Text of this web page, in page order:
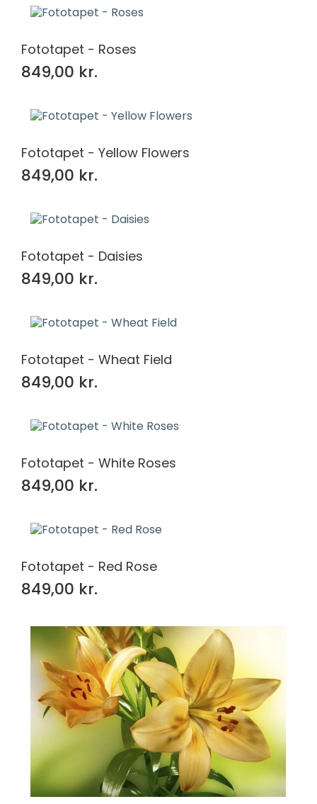
Fototapet - Roses
849,00 kr.
Fototapet - Yellow Flowers
849,00 kr.
Fototapet - Daisies
849,00 kr.
Fototapet - Wheat Field
849,00 kr.
Fototapet - White Roses
849,00 kr.
Fototapet - Red Rose
849,00 kr.